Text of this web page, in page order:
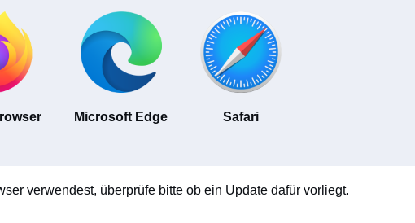
Microsoft Edge Safari
verwendest, überprüfe bitte ob ein Update dafür vorliegt.